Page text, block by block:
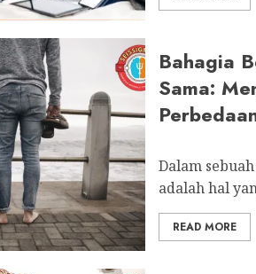
Bahagia
Sama:
Dalam
adalah ­hal
READ MORE